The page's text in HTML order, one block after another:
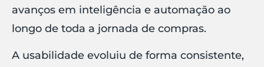
avanços em inteligência e automação ao
longo de toda a jornada de compras.
A usabilidade evoluiu de forma consistente,